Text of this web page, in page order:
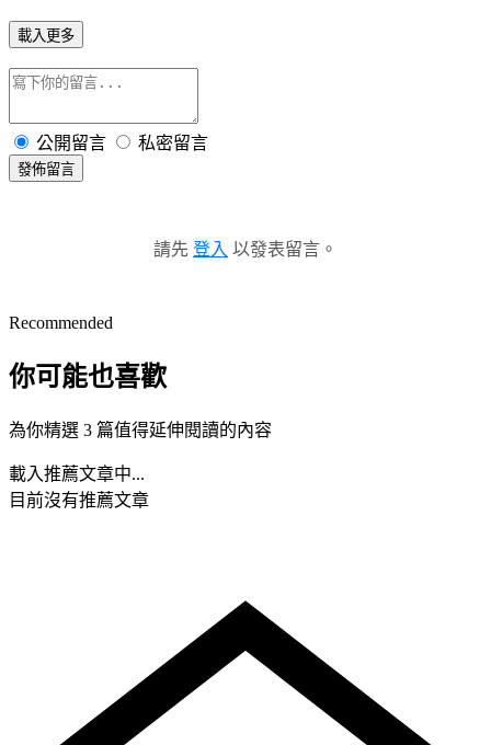
載入更多
公開留言 私密留言
發佈留言
請先 登入 以發表留言。
Recommended
你可能也喜歡
為你精選 3 篇值得延伸閱讀的內容
載入推薦文章中...
目前沒有推薦文章